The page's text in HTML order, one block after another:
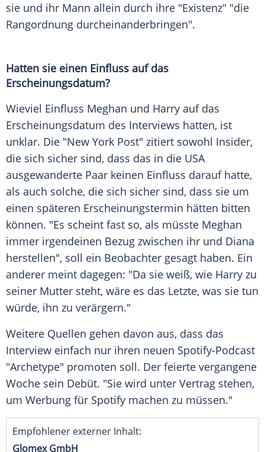
sie und ihr Mann allein durch ihre "Existenz" "die
Rangordnung durcheinanderbringen".
Hatten sie einen Einfluss auf das
Erscheinungsdatum?
Wieviel Einfluss Meghan und Harry auf das
Erscheinungsdatum des Interviews hatten, ist
unklar. Die "New York Post" zitiert sowohl Insider,
die sich sicher sind, dass das in die USA
ausgewanderte Paar keinen Einfluss darauf hatte,
als auch solche, die sich sicher sind, dass sie um
einen späteren Erscheinungstermin hätten bitten
können. "Es scheint fast so, als müsste Meghan
immer irgendeinen Bezug zwischen ihr und Diana
herstellen", soll ein Beobachter gesagt haben. Ein
anderer meint dagegen: "Da sie weiß, wie Harry zu
seiner Mutter steht, wäre es das Letzte, was sie tun
würde, ihn zu verärgern."
Weitere Quellen gehen davon aus, dass das
Interview einfach nur ihren neuen Spotify-Podcast
"Archetype" promoten soll. Der feierte vergangene
Woche sein Debüt. "Sie wird unter Vertrag stehen,
um Werbung für Spotify machen zu müssen."
Empfohlener externer Inhalt:
Glomex GmbH